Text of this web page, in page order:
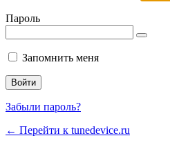
Пароль
Запомнить меня
Забыли пароль?
← Перейти к tunedevice.ru